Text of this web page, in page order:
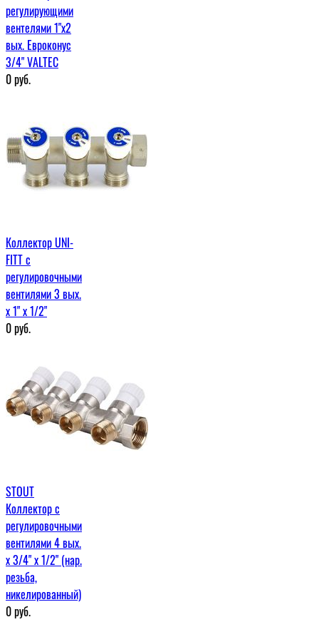
регулирующими
вентелями 1"х2
вых. Евроконус
3/4" VALTEC
0руб.
Коллектор UNI-
FITT с
регулировочными
вентилями 3 вых.
х 1" х 1/2"
0руб.
STOUT
Коллектор с
регулировочными
вентилями 4 вых.
х 3/4" х 1/2" (нар.
резьба,
никелированный)
0руб.